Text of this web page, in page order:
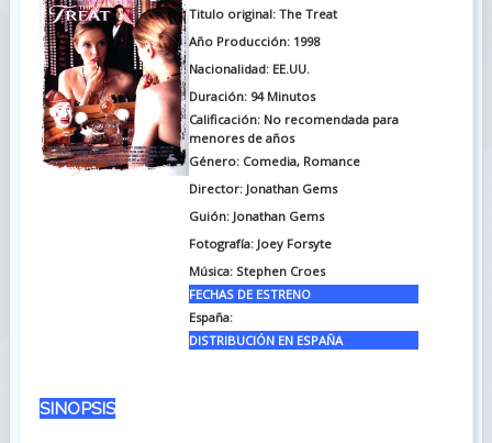
Titulo original: The Treat
Año Producción: 1998
Nacionalidad: EE.UU.
Duración: 94 Minutos
Calificación: No recomendada para
menores de años
Género: Comedia, Romance
Director: Jonathan Gems
Guión: Jonathan Gems
Fotografía: Joey Forsyte
Música: Stephen Croes
FECHAS DE ESTRENO
España:
DISTRIBUCIÓN EN ESPAÑA
SINOPSIS